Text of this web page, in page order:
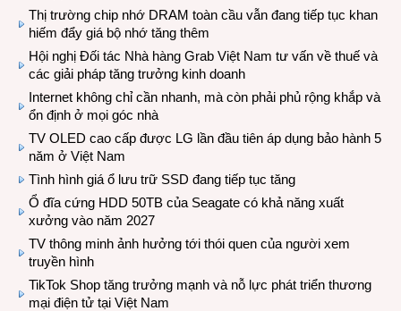
Thị trường chip nhớ DRAM toàn cầu vẫn đang tiếp tục khan
hiếm đẩy giá bộ nhớ tăng thêm
Hội nghị Đối tác Nhà hàng Grab Việt Nam tư vấn về thuế và
các giải pháp tăng trưởng kinh doanh
Internet không chỉ cần nhanh, mà còn phải phủ rộng khắp và
ổn định ở mọi góc nhà
TV OLED cao cấp được LG lần đầu tiên áp dụng bảo hành 5
năm ở Việt Nam
Tình hình giá ổ lưu trữ SSD đang tiếp tục tăng
Ổ đĩa cứng HDD 50TB của Seagate có khả năng xuất
xưởng vào năm 2027
TV thông minh ảnh hưởng tới thói quen của người xem
truyền hình
TikTok Shop tăng trưởng mạnh và nỗ lực phát triển thương
mại điện tử tại Việt Nam